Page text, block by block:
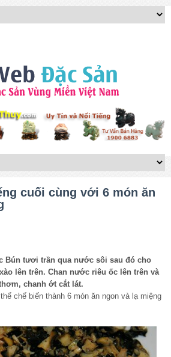
cuối cùng với 6 món ăn
Bún tươi trần qua nước sôi sau đó cho
lên trên. Chan nước riêu ốc lên trên và
chanh ớt cắt lát.
chế biến thành 6 món ăn ngon và lạ miệng